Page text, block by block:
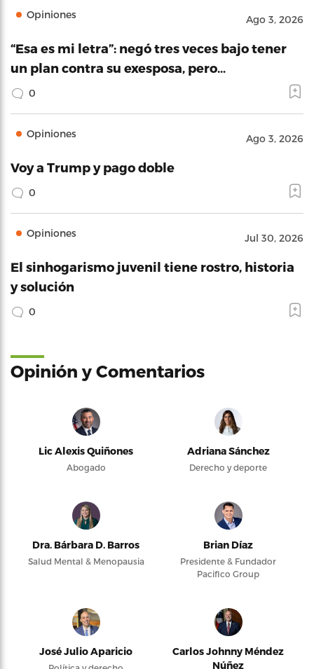
Opiniones Ago 3, 2026
“Esa es mi letra”: negó tres veces bajo tener
un plan contra su exesposa, pero…
0
Opiniones Ago 3, 2026
Voy a Trump y pago doble
0
Opiniones Jul 30, 2026
El sinhogarismo juvenil tiene rostro, historia
y solución
0
Opinión y Comentarios
Lic Alexis Quiñones
Abogado
Adriana Sánchez
Derecho y deporte
Dra. Bárbara D. Barros
Salud Mental & Menopausia
Brian Díaz
Presidente & Fundador
Pacifico Group
José Julio Aparicio
Carlos Johnny Méndez
Núñez